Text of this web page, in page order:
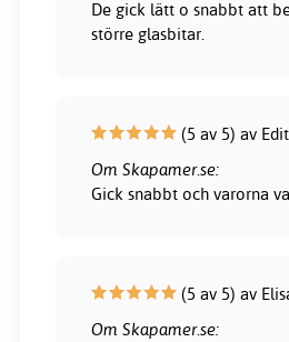
De gick lätt o snabbt att
större glasbitar.
(5 av 5) av
Om Skapamer.se:
Gick snabbt och varorna
(5 av 5) av
Om Skapamer.se: